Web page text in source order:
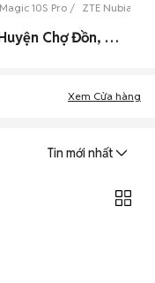
10S Pro ZTE Nubia
0 Zte Nubia Redmagic 10s Pro cũ Huyện Chợ Đồn, Bắc Kạn đẹp
Xem Cửa hàng
Tin mới nhất